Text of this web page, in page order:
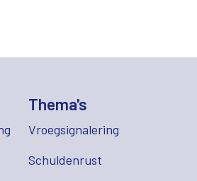
Thema's
Vroegsignalering
Schuldenrust